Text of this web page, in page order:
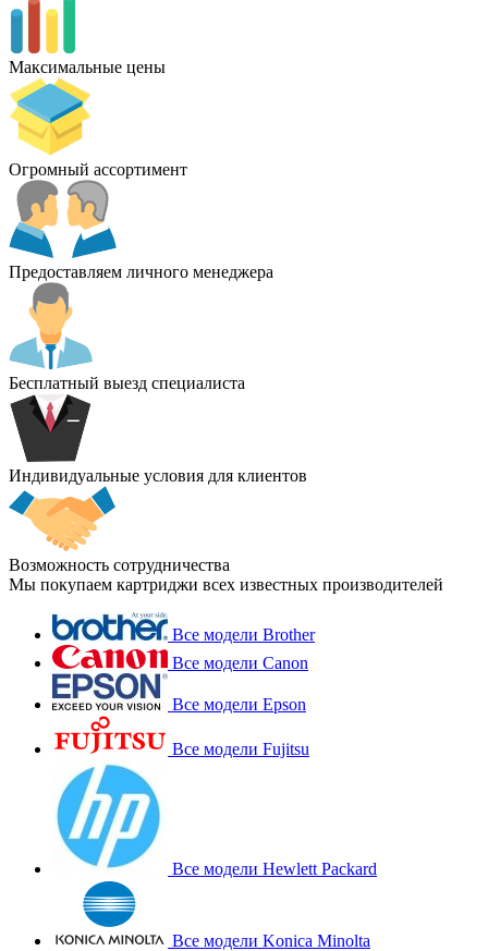
Максимальные цены
Огромный ассортимент
Предоставляем личного менеджера
Бесплатный выезд специалиста
Индивидуальные условия для клиентов
Возможность сотрудничества
Мы покупаем картриджи всех известных производителей
Все модели Brother
Все модели Canon
Все модели Epson
Все модели Fujitsu
Все модели Hewlett Packard
Все модели Konica Minolta